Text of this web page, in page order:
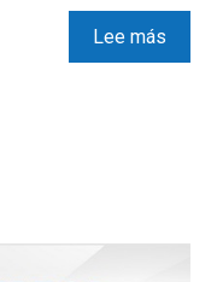
Lee más